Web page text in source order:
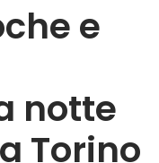
e
notte
Torino